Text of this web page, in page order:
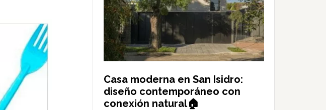
Casa moderna en San Isidro:
diseño contemporáneo con
conexión natural🏠